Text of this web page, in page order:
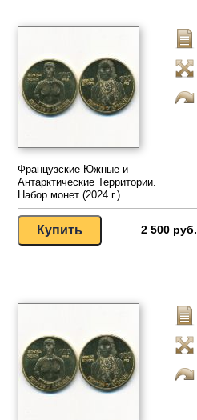
Французские Южные и
Антарктические Территории.
Набор монет (2024 г.)
2 500 руб.